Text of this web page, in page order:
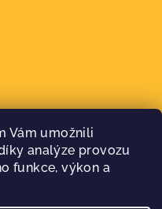
Vám umožnili
analýze provozu
funkce, výkon a